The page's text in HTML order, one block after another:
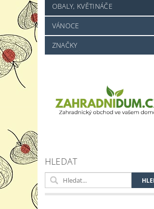
OBALY, KVĚTINÁČE
VÁNOCE
ZNAČKY
HLEDAT